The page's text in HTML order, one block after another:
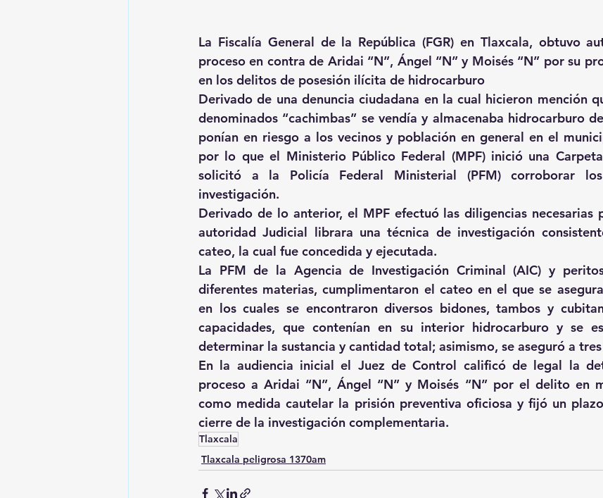
La Fiscalía General de la República (FGR) en Tlaxcala, obtuvo
proceso en contra de Aridai “N”, Ángel “N” y Moisés “N” por su
en los delitos de posesión ilícita de hidrocarburo
Derivado de una denuncia ciudadana en la cual hicieron mención
denominados “cachimbas” se vendía y almacenaba hidrocarburo
ponían en riesgo a los vecinos y población en general en el
por lo que el Ministerio Público Federal (MPF) inició una
solicitó a la Policía Federal Ministerial (PFM) corroborar
investigación.
Derivado de lo anterior, el MPF efectuó las diligencias necesarias
autoridad Judicial librara una técnica de investigación
cateo, la cual fue concedida y ejecutada.
La PFM de la Agencia de Investigación Criminal (AIC) y
diferentes materias, cumplimentaron el cateo en el que se
en los cuales se encontraron diversos bidones, tambos y
capacidades, que contenían en su interior hidrocarburo y se
determinar la sustancia y cantidad total; asimismo, se aseguró a
En la audiencia inicial el Juez de Control calificó de legal la
proceso a Aridai “N”, Ángel “N” y Moisés “N” por el delito en
como medida cautelar la prisión preventiva oficiosa y fijó un
cierre de la investigación complementaria.
Tlaxcala
Tlaxcala peligrosa 1370am